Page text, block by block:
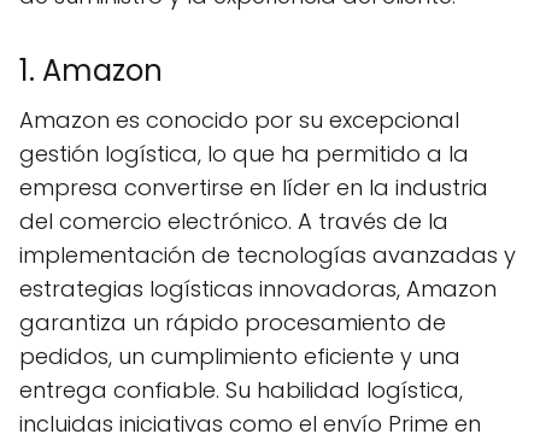
1. Amazon
Amazon es conocido por su excepcional
gestión logística, lo que ha permitido a la
empresa convertirse en líder en la industria
del comercio electrónico. A través de la
implementación de tecnologías avanzadas y
estrategias logísticas innovadoras, Amazon
garantiza un rápido procesamiento de
pedidos, un cumplimiento eficiente y una
entrega confiable. Su habilidad logística,
incluidas iniciativas como el envío Prime en